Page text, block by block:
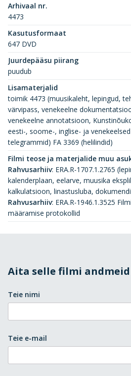
Arhivaal nr.
4473
Kasutusformaat
647 DVD
Juurdepääsu piirang
puudub
Lisamaterjalid
toimik 4473 (muusikaleht, lepingud,
värvipass, venekeelne
venekeelne annotatsioon,
eesti-, soome-, inglise- ja
telegrammid) FA 3369 (helilindid)
Filmi teose ja materjalide muu
Rahvusarhiiv: ERA.R-1707.1.2765
kalenderplaan, eelarve, muusika
kalkulatsioon, linastusluba,
Rahvusarhiiv: ERA.R-1946.1.3525
määramise protokollid
Aita selle filmi
Teie nimi
Teie e-mail